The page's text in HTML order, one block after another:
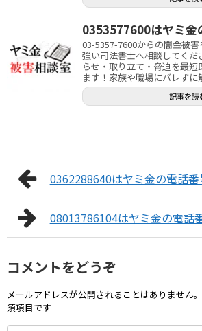
0353577600はヤミ金
03-5357-7600からの闇金被
強い司法書士へ相談してく
らせ・取り立て・脅迫を最
ます！家族や職場にバレずに
記事を読
0362288640はヤミ金の電話番
08013786104はヤミ金の電話
コメントをどうぞ
メールアドレスが公開されることはありません。
須項目です